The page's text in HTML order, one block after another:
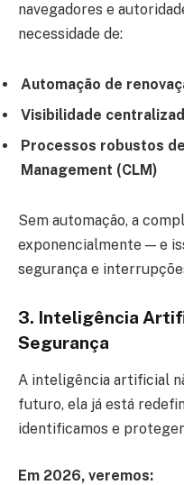
navegadores e
necessidade de:
Automação de
Visibilidade
Processos robustos
Management (CLM)
Sem automação, a
exponencialmente — e
segurança e
3. Inteligência
Segurança
A inteligência artificial
futuro, ela já está
identificamos e
Em 2026, veremos: